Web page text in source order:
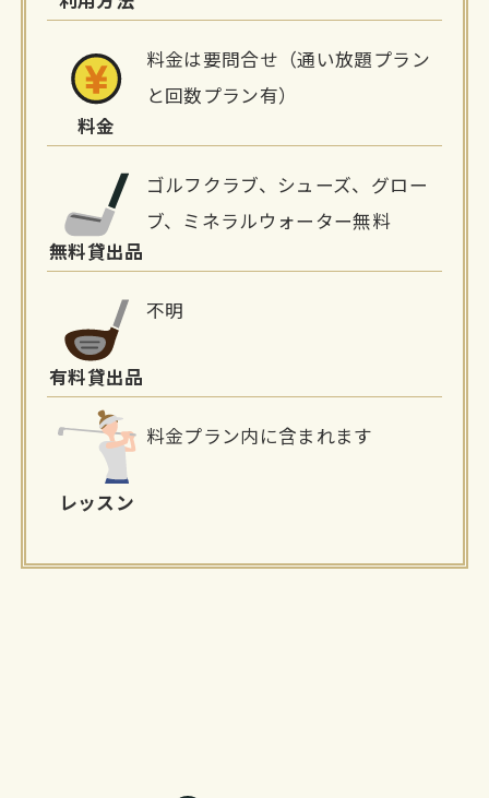
報
料金
料金は要問合せ（通い放題プラン
と回数プラン有）
無料貸出品
ゴルフクラブ、シューズ、グロー
ブ、ミネラルウォーター無料
有料貸出品
不明
レッスン
料金プラン内に含まれます